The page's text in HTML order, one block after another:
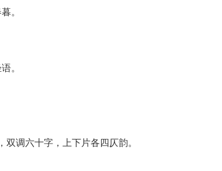
。
。
双调六十字，上下片各四仄韵。